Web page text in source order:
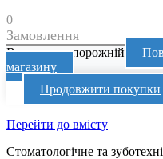
0
Замовлення
Ваш кошик порожній
магазину
Продовжити покупки
Перейти до вмісту
Стоматологічне та